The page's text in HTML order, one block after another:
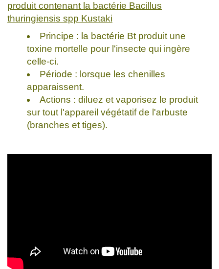
produit contenant la bactérie Bacillus
thuringiensis spp Kustaki
Principe : la bactérie Bt produit une
toxine mortelle pour l'insecte qui ingère
celle-ci.
Période : lorsque les chenilles
apparaissent.
Actions : diluez et vaporisez le produit
sur tout l'appareil végétatif de l'arbuste
(branches et tiges).